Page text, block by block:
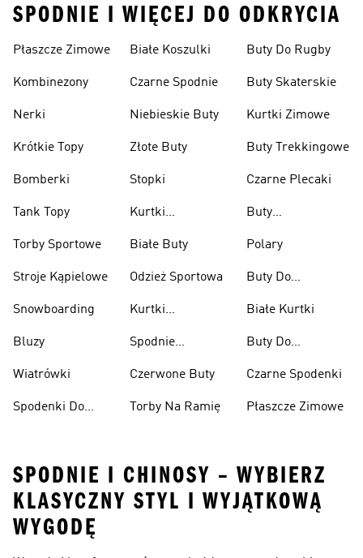
SPODNIE I WIĘCEJ DO ODKRYCIA
Płaszcze Zimowe
Kombinezony
Nerki
Krótkie Topy
Bomberki
Tank Topy
Torby Sportowe
Stroje Kąpielowe
Snowboarding
Bluzy
Wiatrówki
Spodenki Do
Białe Koszulki
Czarne Spodnie
Niebieskie Buty
Złote Buty
Stopki
Kurtki
Białe Buty
Odzież Sportowa
Kurtki
Spodnie
Czerwone Buty
Torby Na Ramię
Buty Do Rugby
Buty Skaterskie
Kurtki Zimowe
Buty Trekkingowe
Czarne Plecaki
Buty
Polary
Buty Do
Ciężarów
Białe Kurtki
Buty Do
Czarne Spodenki
Płaszcze Zimowe
SPODNIE I CHINOSY – WYBIERZ
KLASYCZNY STYL I WYJĄTKOWĄ
WYGODĘ